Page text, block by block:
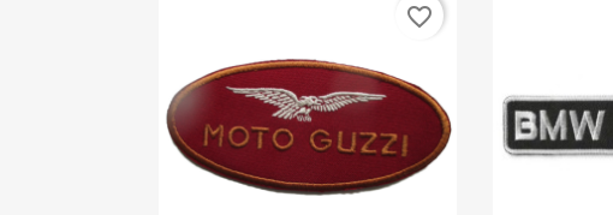
favorite_border